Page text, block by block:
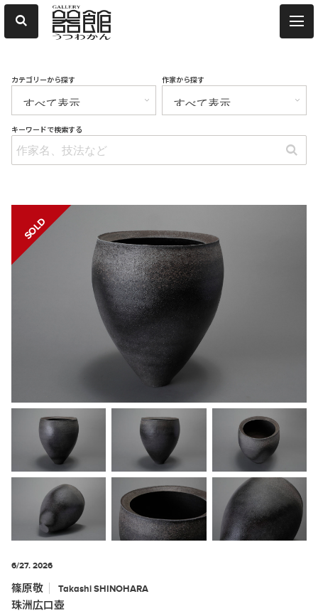
カテゴリーから探す 作家から探す
キーワードで検索する
6/27. 2026
篠原敬 Takashi SHINOHARA
珠洲広口壺